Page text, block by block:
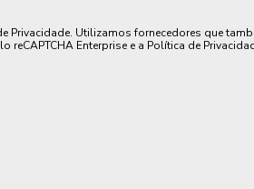
Privacidade. Utilizamos fornecedores que
Enterprise e a Política de